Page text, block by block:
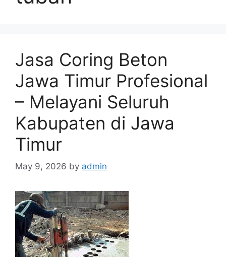
Jasa Coring Beton
Jawa Timur Profesional
– Melayani Seluruh
Kabupaten di Jawa
Timur
May 9, 2026 by admin